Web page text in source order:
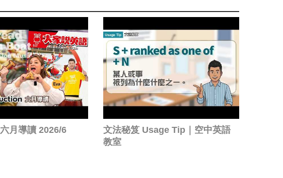
月導讀 2026/6
文法秘笈 Usage Tip｜空中英語
教室